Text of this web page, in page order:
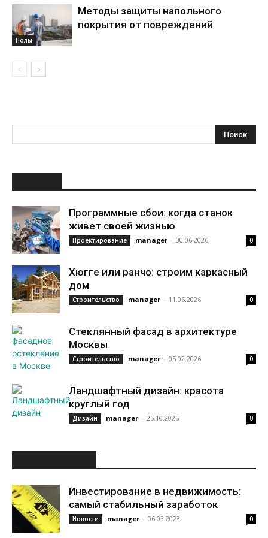
Полы
Методы защиты напольного
покрытия от повреждений
Программные сбои: когда станок
живет своей жизнью
Проектирование manager - 30.06.2026 0
Хюгге или ранчо: строим каркасный
дом
Строительство manager - 11.06.2026 0
Стеклянный фасад в архитектуре
Москвы
Строительство manager - 05.02.2026 0
Ландшафтный дизайн: красота
круглый год
Дизайн manager - 25.10.2025 0
Инвестирование в недвижимость:
самый стабильный заработок
Новости manager - 06.03.2023 0